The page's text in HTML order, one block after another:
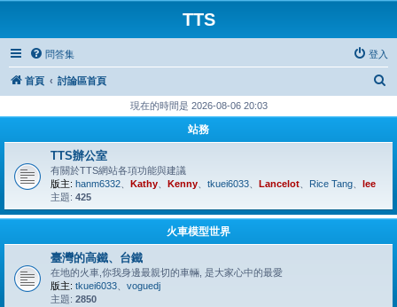
TTS
問答集 登入
首頁 討論區首頁
現在的時間是 2026-08-06 20:03
站務
TTS辦公室
有關於TTS網站各項功能與建議
版主: hanm6332 Kathy Kenny tkuei6033 Lancelot Rice Tang
lee
主題: 425
火車模型世界
臺灣的高鐵、台鐵
在地的火車,你我身邊最親切的車輛, 是大家心中的最愛
版主: tkuei6033
voguedj
主題: 2850